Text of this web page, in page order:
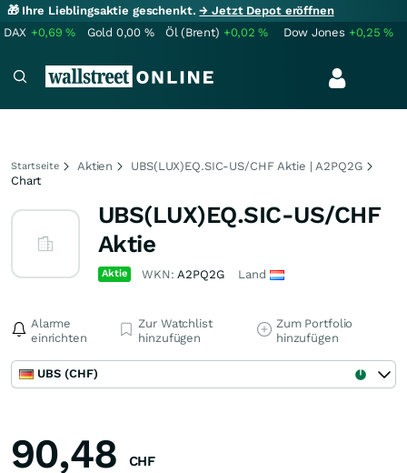
🎁 Ihre Lieblingsaktie geschenkt.→ Jetzt Depot eröffnen
DAX +0,69% Gold 0,00 % Öl (Brent) +0,02% Dow Jones +0,25%
Startseite Aktien
UBS(LUX)EQ.SIC-US/CHF Aktie | A2PQ2G
Chart
UBS(LUX)EQ.SIC-US/CHF
Aktie
Aktie WKN:A2PQ2G Land
Alarme
einrichten
Zur Watchlist
hinzufügen
Zum Portfolio
hinzufügen
UBS (CHF)
90,48 CHF